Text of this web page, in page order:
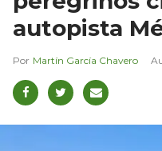
autopista
Martín García Chavero